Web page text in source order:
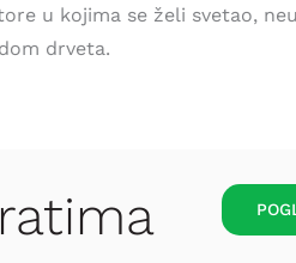
u kojima se želi svetao,
drveta.